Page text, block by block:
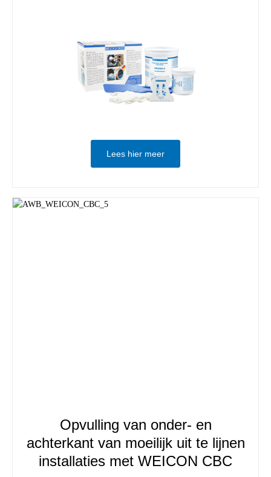
Lees hier meer
Opvulling van onder- en
achterkant van moeilijk uit te lijnen
installaties met WEICON CBC